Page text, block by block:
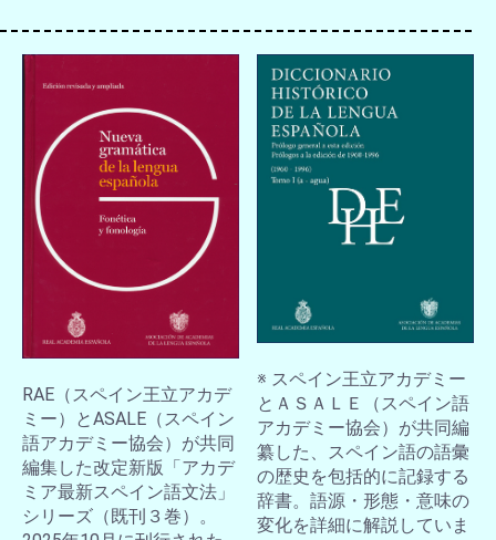
RAE（スペイン王立アカデ
ミー）とASALE（スペイン
語アカデミー協会）が共同
編集した改定新版「アカデ
ミア最新スペイン語文法」
シリーズ（既刊３巻）。
※ スペイン王立アカデミー
とＡＳＡＬＥ（スペイン語
アカデミー協会）が共同編
纂した、スペイン語の語彙
の歴史を包括的に記録する
辞書。語源・形態・意味の
変化を詳細に解説していま